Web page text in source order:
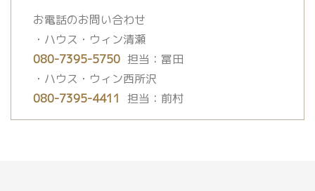
お電話のお問い合わせ
・ハウス・ウィン清瀬
080-7395-5750 担当：冨田
・ハウス・ウィン西所沢
080-7395-4411
担当：前村